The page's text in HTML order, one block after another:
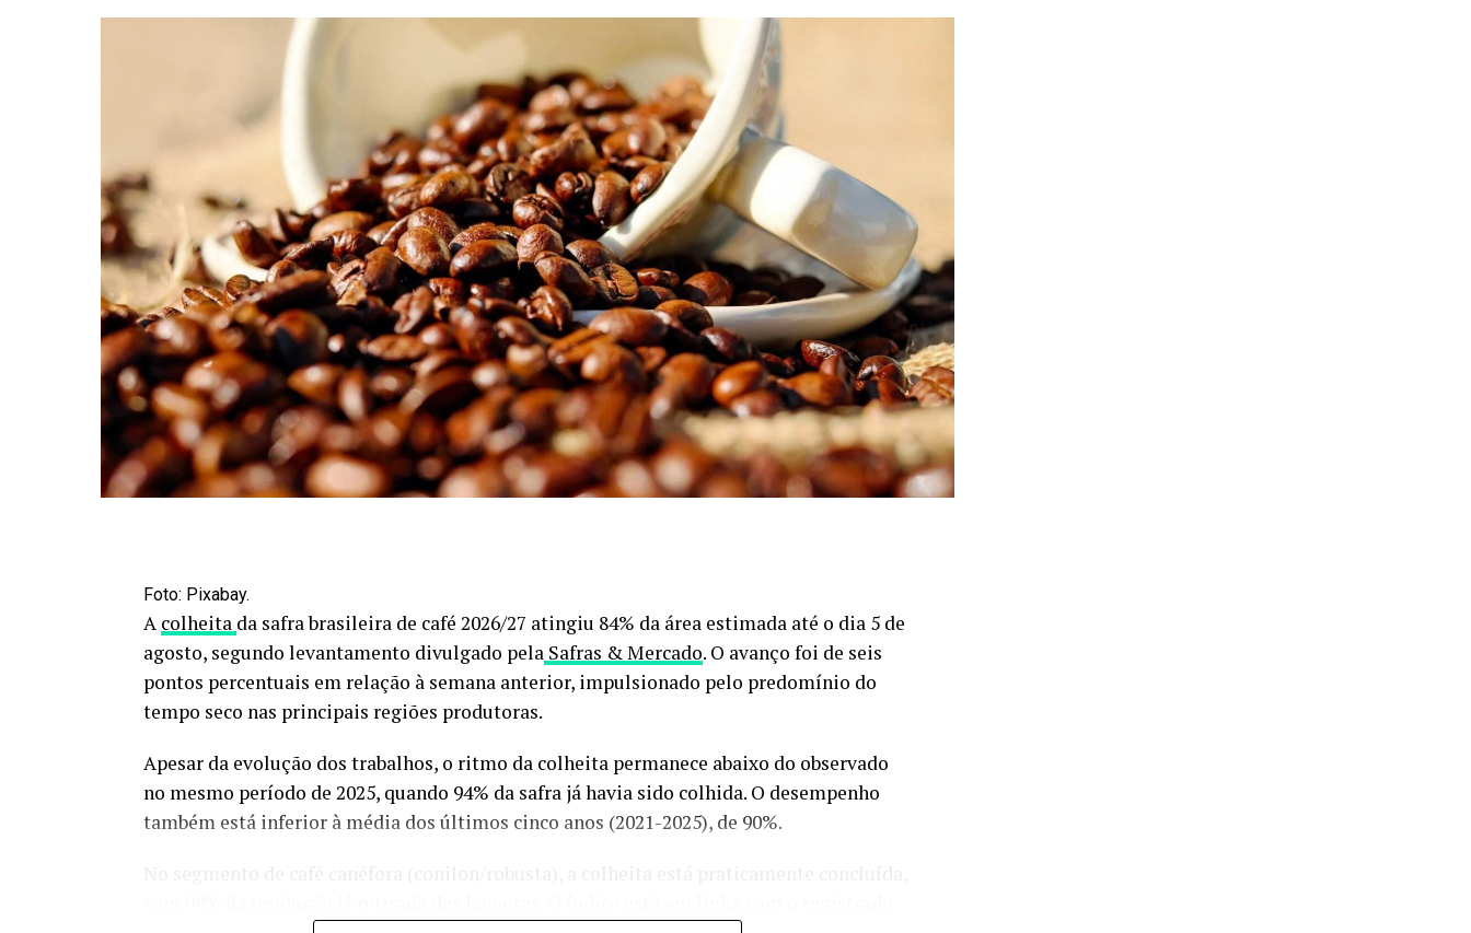
Foto: Pixabay.
A colheita da safra brasileira de café 2026/27 atingiu 84% da área estimada até o dia 5 de
agosto, segundo levantamento divulgado pela Safras & Mercado. O avanço foi de seis
pontos percentuais em relação à semana anterior, impulsionado pelo predomínio do
tempo seco nas principais regiões produtoras.
Apesar da evolução dos trabalhos, o ritmo da colheita permanece abaixo do observado
no mesmo período de 2025, quando 94% da safra já havia sido colhida. O desempenho
também está inferior à média dos últimos cinco anos (2021-2025), de 90%.